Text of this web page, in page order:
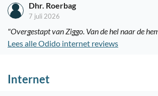
Dhr. Roerbag
7 juli 2026
"Overgestapt van Ziggo. Van de hel naar de
Lees alle Odido internet reviews
Internet